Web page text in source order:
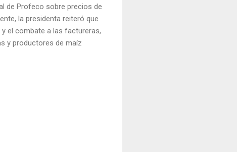
de Profeco sobre precios de
la presidenta reiteró que
el combate a las factureras,
y productores de maíz